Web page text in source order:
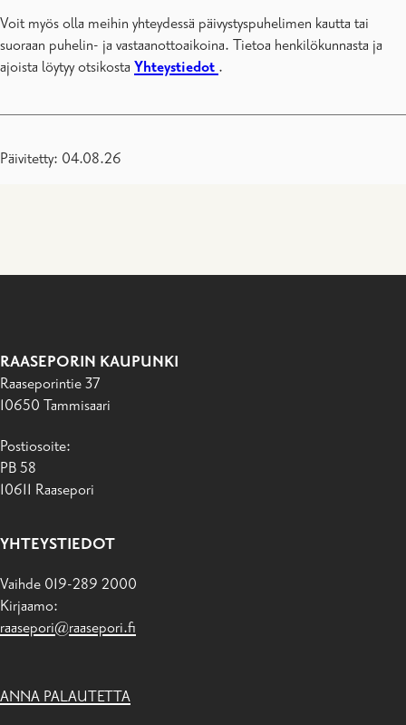
Voit myös olla meihin yhteydessä päivystyspuhelimen kautta tai
suoraan puhelin- ja vastaanottoaikoina. Tietoa henkilökunnasta ja
ajoista löytyy otsikosta Yhteystiedot .
Päivitetty: 04.08.26
RAASEPORIN KAUPUNKI
Raaseporintie 37
10650 Tammisaari
Postiosoite:
PB 58
10611 Raasepori
YHTEYSTIEDOT
Vaihde 019-289 2000
Kirjaamo:
raasepori@raasepori.fi
ANNA PALAUTETTA